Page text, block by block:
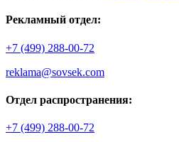
Рекламный отдел:
+7 (499) 288-00-72
reklama@sovsek.com
Отдел распространения:
+7 (499) 288-00-72